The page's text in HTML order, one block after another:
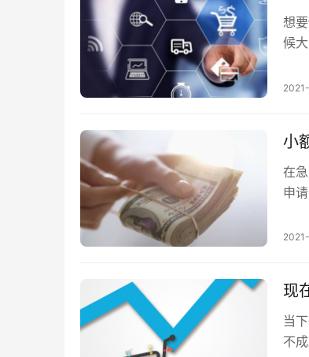
想
候
小
在
申
现
当
不